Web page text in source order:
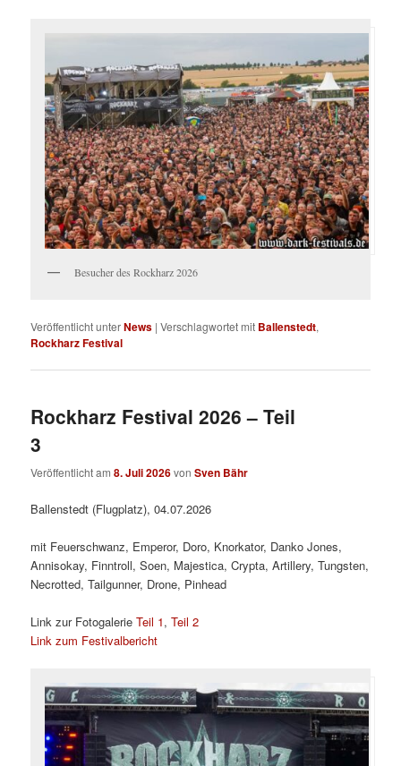
Besucher des Rockharz 2026
Veröffentlicht unterNews |Verschlagwortet mit Ballenstedt,
Rockharz Festival
Rockharz Festival 2026 – Teil
3
Veröffentlicht am8. Juli 2026vonSven Bähr
Ballenstedt (Flugplatz), 04.07.2026
mit Feuerschwanz, Emperor, Doro, Knorkator, Danko Jones,
Annisokay, Finntroll, Soen, Majestica, Crypta, Artillery, Tungsten,
Necrotted, Tailgunner, Drone, Pinhead
Link zur FotogalerieTeil 1,Teil 2
Link zum Festivalbericht